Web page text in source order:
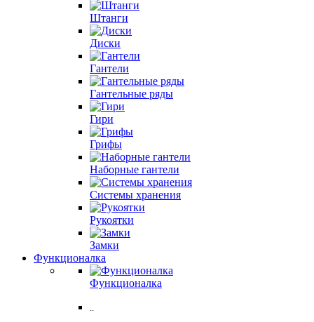
Штанги
Диски
Гантели
Гантельные ряды
Гири
Грифы
Наборные гантели
Системы хранения
Рукоятки
Замки
Функционалка
Функционалка
..